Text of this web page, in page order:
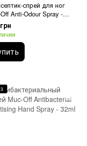
спрей для ног
Anti-Odour Spray -
3